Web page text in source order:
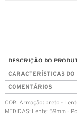
DESCRIÇÃO DO
CARACTERÍSTICAS DO
COMENTÁRIOS
COR: Armação: preto -
MEDIDAS: Lente: 59mm -